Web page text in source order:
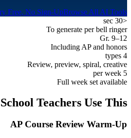
Free, No Sign-UpBrowse All AI Tools
<30 sec
To generate per bell ringer
Gr. 9–12
Including AP and honors
4 types
Review, preview, spiral, creative
5 per week
Full week set available
Teachers Use This
AP Course Review Warm-Up